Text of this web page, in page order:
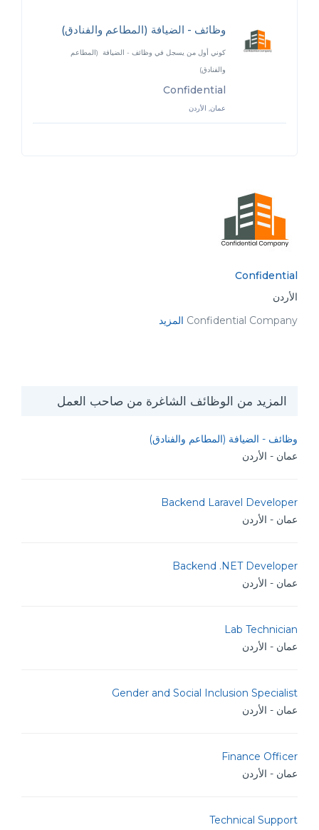
وظائف - الضيافة (المطاعم والفنادق)
كوني أول من يسجل في وظائف - الضيافة (المطاعم
والفنادق)
Confidential
عمان, الأردن
Confidential
الأردن
Confidential Company المزيد
المزيد من الوظائف الشاغرة من صاحب العمل
وظائف - الضيافة (المطاعم والفنادق)
عمان - الأردن
Backend Laravel Developer
عمان - الأردن
Backend .NET Developer
عمان - الأردن
Lab Technician
عمان - الأردن
Gender and Social Inclusion Specialist
عمان - الأردن
Finance Officer
عمان - الأردن
Technical Support